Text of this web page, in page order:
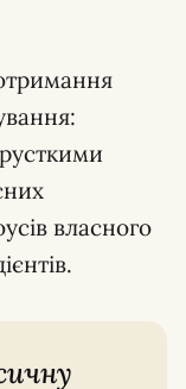
власного